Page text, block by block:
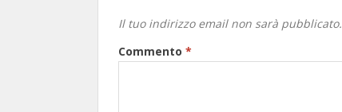
Il tuo indirizzo email non sarà pubblicato.
Commento *